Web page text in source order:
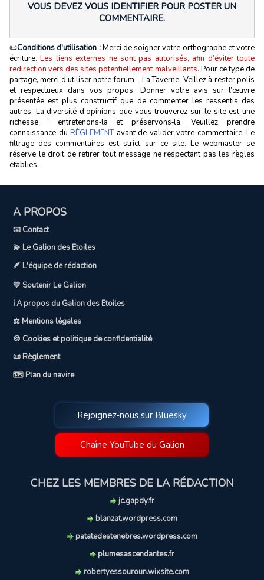
VOUS DEVEZ VOUS IDENTIFIER POUR POSTER UN
COMMENTAIRE.
📜Conditions d'utilisation :Merci de soigner votre orthographe et votre
écriture.Les liens externes ne sont pas autorisés, afin d’éviter toute
redirection vers des sites potentiellement malveillants. Pour ce type de
partage, merci d’utiliser notre forum - La Taverne. Veillez à rester polis
et respectueux dans vos propos. Donner votre avis sur l’œuvre
présentée est plus constructif que de commenter les ressentis des
autres. La diversité d’opinions que vous trouverez sur le site est une
richesse : entretenons‑la et préservons‑la. Veuillez prendre
connaissance du RÈGLEMENTavant de valider votre commentaire. Le
filtrage des commentaires est strict sur ce site. Le webmaster se
réserve le droit de retirer tout message ne respectant pas les règles
établies.
A PROPOS
📧 Contact
💫 Le Galion des Etoiles
🪶 L'équipe de rédaction
💛 Soutenir Le Galion
ℹ️ A propos du Galion des Etoiles
⚖️ Mentions légales
🍪 Cookies et politique de confidentialité
📜 Règlement
🗺️ Plan du navire
Rejoignez-nous sur Bluesky
Chaîne YouTube du Galion
CHEZ LES MEMBRES DE LA RÉDACTION
jc.gapdy.fr
blanzat.wordpress.com
patatedestenebres.wordpress.com
plumesascendantes.fr
robertyessouroun.wixsite.com